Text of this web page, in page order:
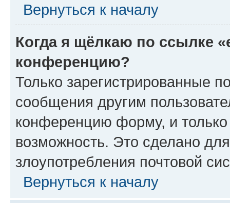
Вернуться к началу
Когда я щёлкаю по ссылке
конференцию?
Только зарегистрированные
сообщения другим
конференцию форму, и
возможность. Это сделано
злоупотребления почтовой
Вернуться к началу